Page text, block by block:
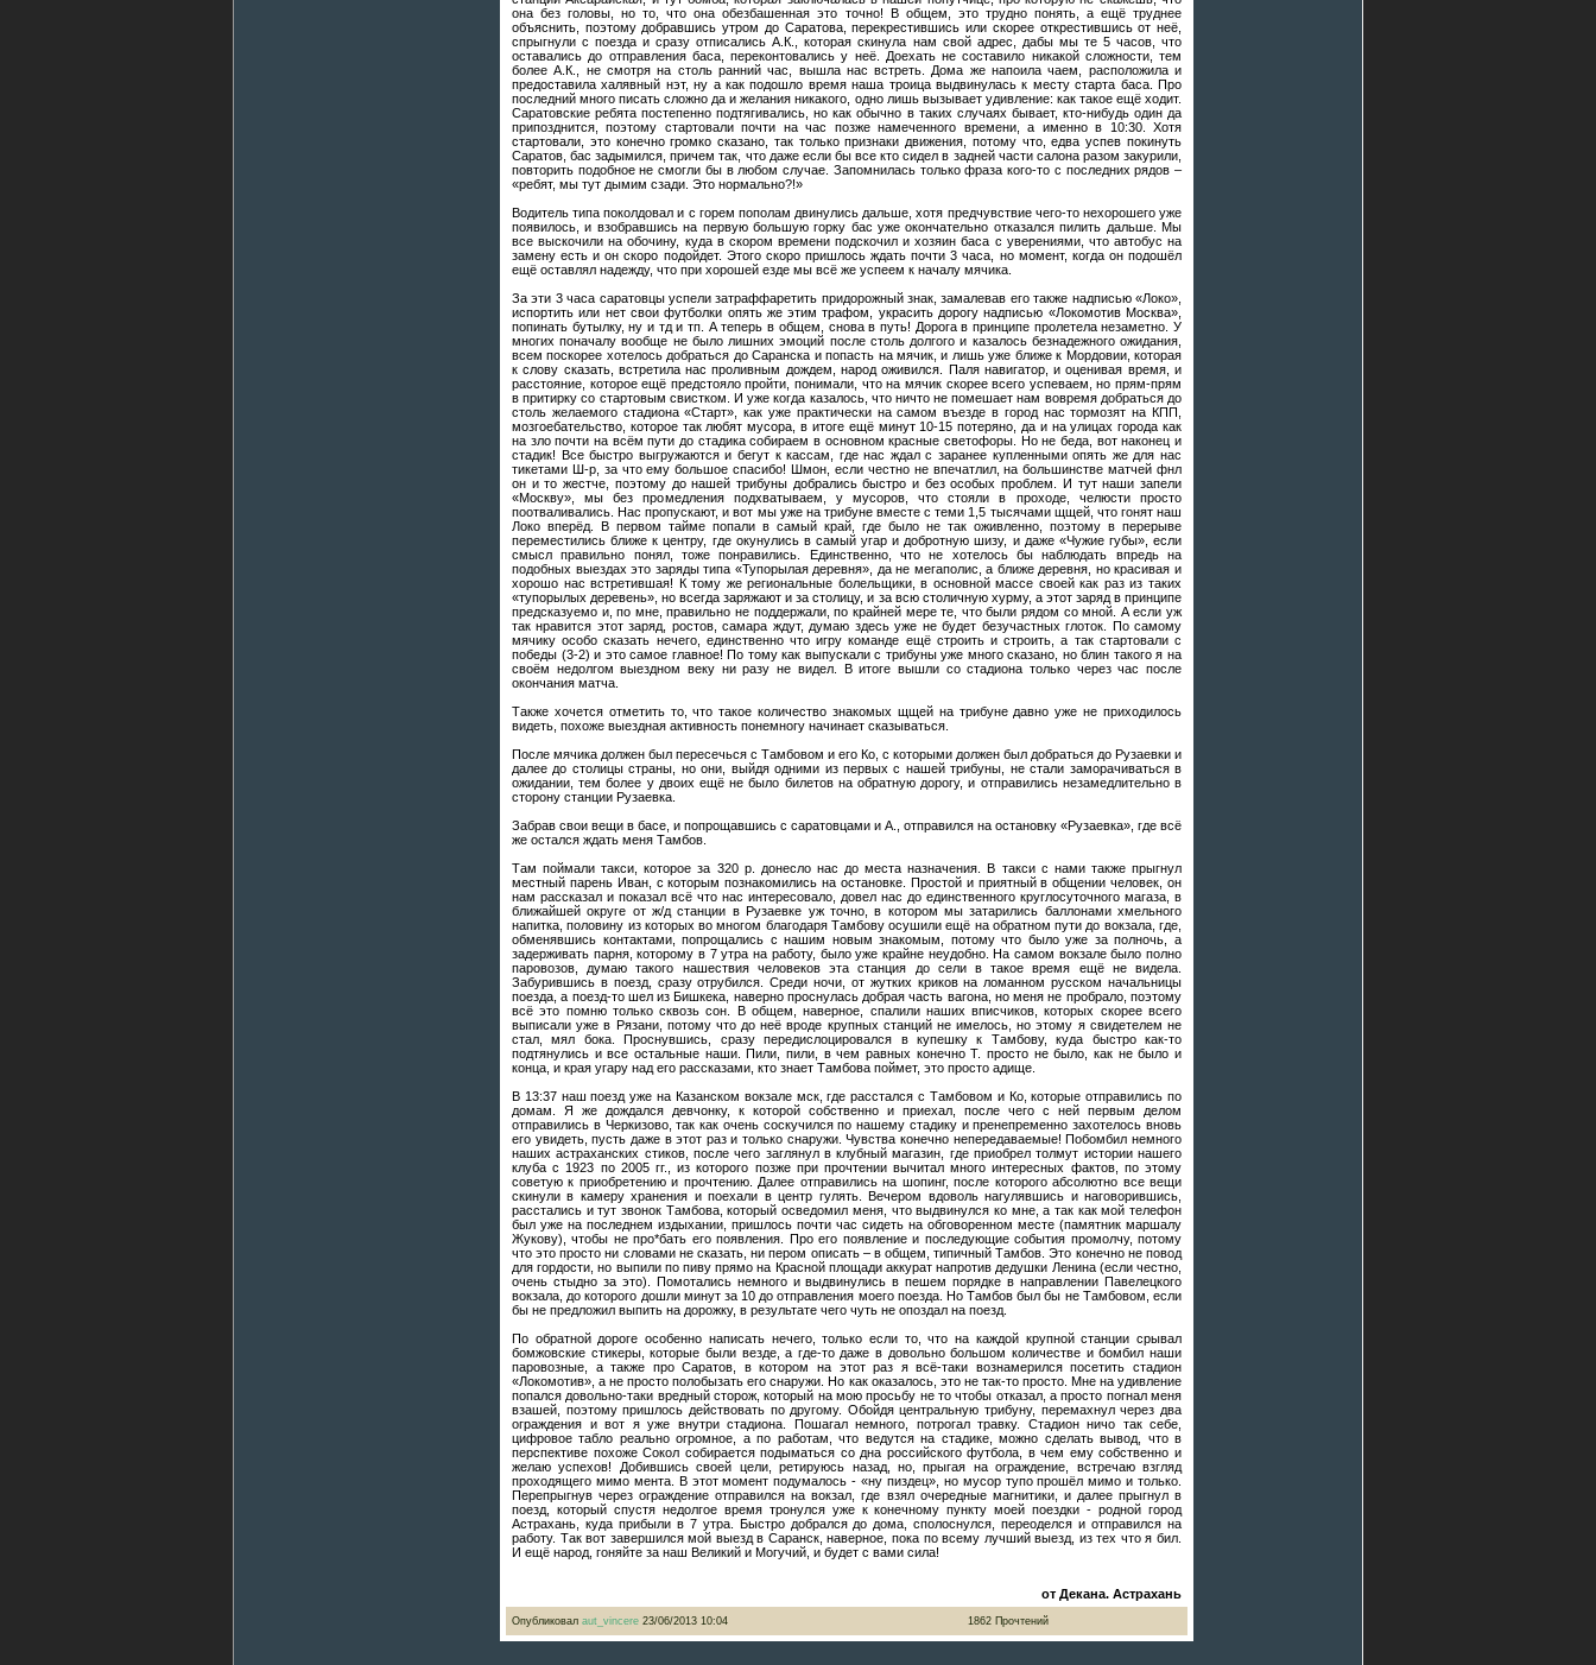
она без головы, но то, что она обезбашенная это точно! В общем, это трудно понять, а ещё труднее
объяснить, поэтому добравшись утром до Саратова, перекрестившись или скорее открестившись от неё,
спрыгнули с поезда и сразу отписались А.К., которая скинула нам свой адрес, дабы мы те 5 часов, что
оставались до отправления баса, переконтовались у неё. Доехать не составило никакой сложности, тем
более А.К., не смотря на столь ранний час, вышла нас встреть. Дома же напоила чаем, расположила и
предоставила халявный нэт, ну а как подошло время наша троица выдвинулась к месту старта баса. Про
последний много писать сложно да и желания никакого, одно лишь вызывает удивление: как такое ещё ходит.
Саратовские ребята постепенно подтягивались, но как обычно в таких случаях бывает, кто-нибудь один да
припозднится, поэтому стартовали почти на час позже намеченного времени, а именно в 10:30. Хотя
стартовали, это конечно громко сказано, так только признаки движения, потому что, едва успев покинуть
Саратов, бас задымился, причем так, что даже если бы все кто сидел в задней части салона разом закурили,
повторить подобное не смогли бы в любом случае. Запомнилась только фраза кого-то с последних рядов –
«ребят, мы тут дымим сзади. Это нормально?!»
Водитель типа поколдовал и с горем пополам двинулись дальше, хотя предчувствие чего-то нехорошего уже
появилось, и взобравшись на первую большую горку бас уже окончательно отказался пилить дальше. Мы
все выскочили на обочину, куда в скором времени подскочил и хозяин баса с уверениями, что автобус на
замену есть и он скоро подойдет. Этого скоро пришлось ждать почти 3 часа, но момент, когда он подошёл
ещё оставлял надежду, что при хорошей езде мы всё же успеем к началу мячика.
За эти 3 часа саратовцы успели затраффаретить придорожный знак, замалевав его также надписью «Локо»,
испортить или нет свои футболки опять же этим трафом, украсить дорогу надписью «Локомотив Москва»,
попинать бутылку, ну и тд и тп. А теперь в общем, снова в путь! Дорога в принципе пролетела незаметно. У
многих поначалу вообще не было лишних эмоций после столь долгого и казалось безнадежного ожидания,
всем поскорее хотелось добраться до Саранска и попасть на мячик, и лишь уже ближе к Мордовии, которая
к слову сказать, встретила нас проливным дождем, народ оживился. Паля навигатор, и оценивая время, и
расстояние, которое ещё предстояло пройти, понимали, что на мячик скорее всего успеваем, но прям-прям
в притирку со стартовым свистком. И уже когда казалось, что ничто не помешает нам вовремя добраться до
столь желаемого стадиона «Старт», как уже практически на самом въезде в город нас тормозят на КПП,
мозгоебательство, которое так любят мусора, в итоге ещё минут 10-15 потеряно, да и на улицах города как
на зло почти на всём пути до стадика собираем в основном красные светофоры. Но не беда, вот наконец и
стадик! Все быстро выгружаются и бегут к кассам, где нас ждал с заранее купленными опять же для нас
тикетами Ш-р, за что ему большое спасибо! Шмон, если честно не впечатлил, на большинстве матчей фнл
он и то жестче, поэтому до нашей трибуны добрались быстро и без особых проблем. И тут наши запели
«Москву», мы без промедления подхватываем, у мусоров, что стояли в проходе, челюсти просто
поотваливались. Нас пропускают, и вот мы уже на трибуне вместе с теми 1,5 тысячами щщей, что гонят наш
Локо вперёд. В первом тайме попали в самый край, где было не так оживленно, поэтому в перерыве
переместились ближе к центру, где окунулись в самый угар и добротную шизу, и даже «Чужие губы», если
смысл правильно понял, тоже понравились. Единственно, что не хотелось бы наблюдать впредь на
подобных выездах это заряды типа «Тупорылая деревня», да не мегаполис, а ближе деревня, но красивая и
хорошо нас встретившая! К тому же региональные болельщики, в основной массе своей как раз из таких
«тупорылых деревень», но всегда заряжают и за столицу, и за всю столичную хурму, а этот заряд в принципе
предсказуемо и, по мне, правильно не поддержали, по крайней мере те, что были рядом со мной. А если уж
так нравится этот заряд, ростов, самара ждут, думаю здесь уже не будет безучастных глоток. По самому
мячику особо сказать нечего, единственно что игру команде ещё строить и строить, а так стартовали с
победы (3-2) и это самое главное! По тому как выпускали с трибуны уже много сказано, но блин такого я на
своём недолгом выездном веку ни разу не видел. В итоге вышли со стадиона только через час после
окончания матча.
Также хочется отметить то, что такое количество знакомых щщей на трибуне давно уже не приходилось
видеть, похоже выездная активность понемногу начинает сказываться.
После мячика должен был пересечься с Тамбовом и его Ко, с которыми должен был добраться до Рузаевки и
далее до столицы страны, но они, выйдя одними из первых с нашей трибуны, не стали заморачиваться в
ожидании, тем более у двоих ещё не было билетов на обратную дорогу, и отправились незамедлительно в
сторону станции Рузаевка.
Забрав свои вещи в басе, и попрощавшись с саратовцами и А., отправился на остановку «Рузаевка», где всё
же остался ждать меня Тамбов.
Там поймали такси, которое за 320 р. донесло нас до места назначения. В такси с нами также прыгнул
местный парень Иван, с которым познакомились на остановке. Простой и приятный в общении человек, он
нам рассказал и показал всё что нас интересовало, довел нас до единственного круглосуточного магаза, в
ближайшей округе от ж/д станции в Рузаевке уж точно, в котором мы затарились баллонами хмельного
напитка, половину из которых во многом благодаря Тамбову осушили ещё на обратном пути до вокзала, где,
обменявшись контактами, попрощались с нашим новым знакомым, потому что было уже за полночь, а
задерживать парня, которому в 7 утра на работу, было уже крайне неудобно. На самом вокзале было полно
паровозов, думаю такого нашествия человеков эта станция до сели в такое время ещё не видела.
Забурившись в поезд, сразу отрубился. Среди ночи, от жутких криков на ломанном русском начальницы
поезда, а поезд-то шел из Бишкека, наверно проснулась добрая часть вагона, но меня не пробрало, поэтому
всё это помню только сквозь сон. В общем, наверное, спалили наших вписчиков, которых скорее всего
выписали уже в Рязани, потому что до неё вроде крупных станций не имелось, но этому я свидетелем не
стал, мял бока. Проснувшись, сразу передислоцировался в купешку к Тамбову, куда быстро как-то
подтянулись и все остальные наши. Пили, пили, в чем равных конечно Т. просто не было, как не было и
конца, и края угару над его рассказами, кто знает Тамбова поймет, это просто адище.
В 13:37 наш поезд уже на Казанском вокзале мск, где расстался с Тамбовом и Ко, которые отправились по
домам. Я же дождался девчонку, к которой собственно и приехал, после чего с ней первым делом
отправились в Черкизово, так как очень соскучился по нашему стадику и пренепременно захотелось вновь
его увидеть, пусть даже в этот раз и только снаружи. Чувства конечно непередаваемые! Побомбил немного
наших астраханских стиков, после чего заглянул в клубный магазин, где приобрел толмут истории нашего
клуба с 1923 по 2005 гг., из которого позже при прочтении вычитал много интересных фактов, по этому
советую к приобретению и прочтению. Далее отправились на шопинг, после которого абсолютно все вещи
скинули в камеру хранения и поехали в центр гулять. Вечером вдоволь нагулявшись и наговорившись,
расстались и тут звонок Тамбова, который осведомил меня, что выдвинулся ко мне, а так как мой телефон
был уже на последнем издыхании, пришлось почти час сидеть на обговоренном месте (памятник маршалу
Жукову), чтобы не про*бать его появления. Про его появление и последующие события промолчу, потому
что это просто ни словами не сказать, ни пером описать – в общем, типичный Тамбов. Это конечно не повод
для гордости, но выпили по пиву прямо на Красной площади аккурат напротив дедушки Ленина (если честно,
очень стыдно за это). Помотались немного и выдвинулись в пешем порядке в направлении Павелецкого
вокзала, до которого дошли минут за 10 до отправления моего поезда. Но Тамбов был бы не Тамбовом, если
бы не предложил выпить на дорожку, в результате чего чуть не опоздал на поезд.
По обратной дороге особенно написать нечего, только если то, что на каждой крупной станции срывал
бомжовские стикеры, которые были везде, а где-то даже в довольно большом количестве и бомбил наши
паровозные, а также про Саратов, в котором на этот раз я всё-таки вознамерился посетить стадион
«Локомотив», а не просто полобызать его снаружи. Но как оказалось, это не так-то просто. Мне на удивление
попался довольно-таки вредный сторож, который на мою просьбу не то чтобы отказал, а просто погнал меня
взашей, поэтому пришлось действовать по другому. Обойдя центральную трибуну, перемахнул через два
ограждения и вот я уже внутри стадиона. Пошагал немного, потрогал травку. Стадион ничо так себе,
цифровое табло реально огромное, а по работам, что ведутся на стадике, можно сделать вывод, что в
перспективе похоже Сокол собирается подыматься со дна российского футбола, в чем ему собственно и
желаю успехов! Добившись своей цели, ретируюсь назад, но, прыгая на ограждение, встречаю взгляд
проходящего мимо мента. В этот момент подумалось - «ну пиздец», но мусор тупо прошёл мимо и только.
Перепрыгнув через ограждение отправился на вокзал, где взял очередные магнитики, и далее прыгнул в
поезд, который спустя недолгое время тронулся уже к конечному пункту моей поездки - родной город
Астрахань, куда прибыли в 7 утра. Быстро добрался до дома, сполоснулся, переоделся и отправился на
работу. Так вот завершился мой выезд в Саранск, наверное, пока по всему лучший выезд, из тех что я бил.
И ещё народ, гоняйте за наш Великий и Могучий, и будет с вами сила!
от Декана. Астрахань
Опубликовал aut_vincere 23/06/2013 10:04 1862 Прочтений